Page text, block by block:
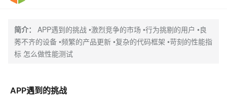
简介：
APP遇到的挑战 •激烈竞争的市场 •行为挑剔的用户 •良
莠不齐的设备 •频繁的产品更新 •复杂的代码框架 •苛刻的性能指
标 怎么做性能测试
APP遇到的挑战